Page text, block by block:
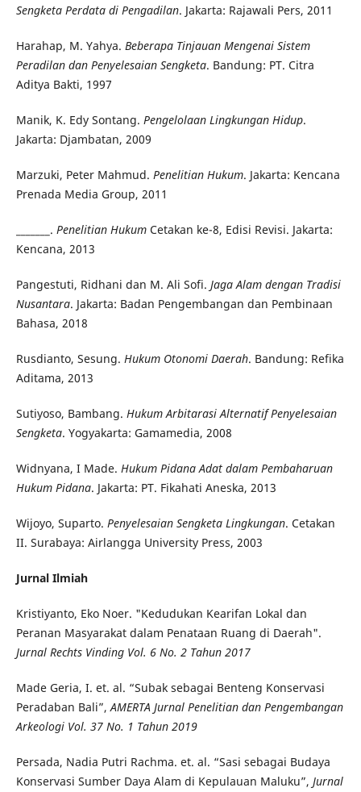
Sengketa Perdata di Pengadilan. Jakarta: Rajawali Pers, 2011
Harahap, M. Yahya. Beberapa Tinjauan Mengenai Sistem
Peradilan dan Penyelesaian Sengketa. Bandung: PT. Citra
Aditya Bakti, 1997
Manik, K. Edy Sontang. Pengelolaan Lingkungan Hidup.
Jakarta: Djambatan, 2009
Marzuki, Peter Mahmud. Penelitian Hukum. Jakarta: Kencana
Prenada Media Group, 2011
_______. Penelitian HukumCetakan ke-8, Edisi Revisi. Jakarta:
Kencana, 2013
Pangestuti, Ridhani dan M. Ali Sofi. Jaga Alam dengan Tradisi
Nusantara. Jakarta: Badan Pengembangan dan Pembinaan
Bahasa, 2018
Rusdianto, Sesung. Hukum Otonomi Daerah. Bandung: Refika
Aditama, 2013
Sutiyoso, Bambang. Hukum Arbitarasi Alternatif Penyelesaian
Sengketa. Yogyakarta: Gamamedia, 2008
Widnyana, I Made. Hukum Pidana Adat dalam Pembaharuan
Hukum Pidana. Jakarta: PT. Fikahati Aneska, 2013
Wijoyo, Suparto. Penyelesaian Sengketa Lingkungan. Cetakan
II. Surabaya: Airlangga University Press, 2003
Jurnal Ilmiah
Kristiyanto, Eko Noer. "Kedudukan Kearifan Lokal dan
Peranan Masyarakat dalam Penataan Ruang di Daerah".
Jurnal Rechts Vinding Vol. 6 No. 2 Tahun 2017
Made Geria, I. et. al. “Subak sebagai Benteng Konservasi
Peradaban Bali”,AMERTA Jurnal Penelitian dan Pengembangan
Arkeologi Vol. 37 No. 1 Tahun 2019
Persada, Nadia Putri Rachma. et. al. “Sasi sebagai Budaya
Konservasi Sumber Daya Alam di Kepulauan Maluku”, Jurnal